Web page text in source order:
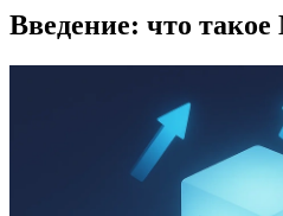
Введение: что